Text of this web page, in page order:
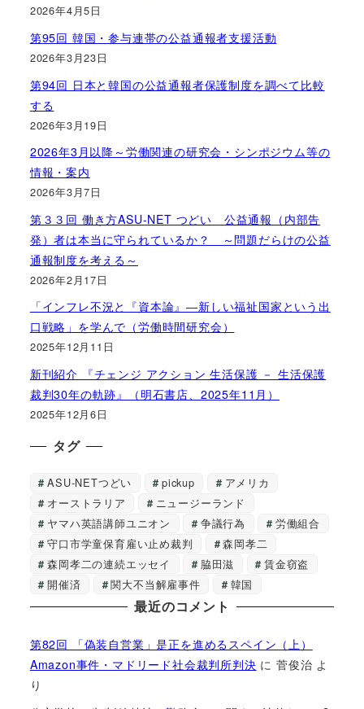
2026年4月5日
第95回 韓国・参与連帯の公益通報者支援活動
2026年3月23日
第94回 日本と韓国の公益通報者保護制度を調べて比較
する
2026年3月19日
2026年3月以降～労働関連の研究会・シンポジウム等の
情報・案内
2026年3月7日
第３３回 働き方ASU-NET つどい 公益通報（内部告
発）者は本当に守られているか？ ～問題だらけの公益
通報制度を考える～
2026年2月17日
「インフレ不況と『資本論』―新しい福祉国家という出
口戦略」を学んで（労働時間研究会）
2025年12月11日
新刊紹介 『チェンジ アクション 生活保護 － 生活保護
裁判30年の軌跡』（明石書店、2025年11月）
2025年12月6日
タグ
ASU-NETつどい pickup
アメリカ
オーストラリア
ニュージーランド
ヤマハ英語講師ユニオン
争議行為
労働組合
守口市学童保育雇い止め裁判
森岡孝二
森岡孝二の連続エッセイ
脇田滋
賃金窃盗
開催済
関大不当解雇事件 韓国
最近のコメント
第82回 「偽装自営業」是正を進めるスペイン（上）
Amazon事件・マドリード社会裁判所判決 に菅俊治 よ
り